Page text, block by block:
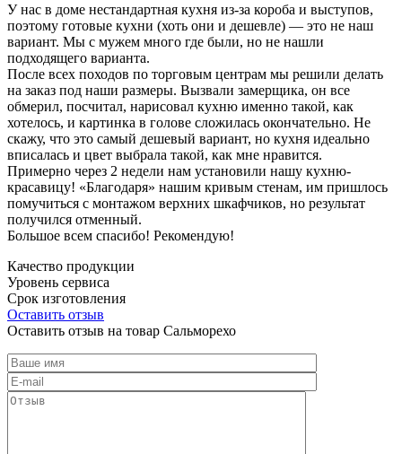
У нас в доме нестандартная кухня из-за короба и выступов,
поэтому готовые кухни (хоть они и дешевле) — это не наш
вариант. Мы с мужем много где были, но не нашли
подходящего варианта.
После всех походов по торговым центрам мы решили делать
на заказ под наши размеры. Вызвали замерщика, он все
обмерил, посчитал, нарисовал кухню именно такой, как
хотелось, и картинка в голове сложилась окончательно. Не
скажу, что это самый дешевый вариант, но кухня идеально
вписалась и цвет выбрала такой, как мне нравится.
Примерно через 2 недели нам установили нашу кухню-
красавицу! «Благодаря» нашим кривым стенам, им пришлось
помучиться с монтажом верхних шкафчиков, но результат
получился отменный.
Большое всем спасибо! Рекомендую!
Качество продукции
Уровень сервиса
Срок изготовления
Оставить отзыв
Оставить отзыв на товар Сальморехо